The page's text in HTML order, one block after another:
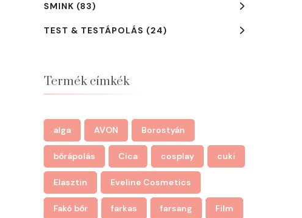
SMINK (83)
TEST & TESTÁPOLÁS (24)
Termék címkék
alga AVON Borostyán
bőrápolás Cica cosplay cuki
Elasztin Eveline Cosmetics
Fakó bőr farkas farsang Film